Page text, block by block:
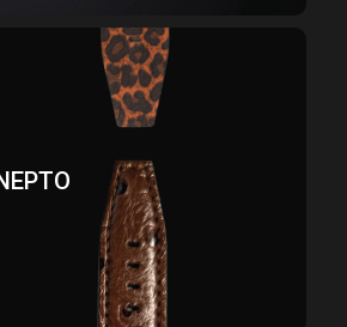
Démontage rapide. Nous
hautes qualités. Cuir, métal,
laissons choisir le bon…